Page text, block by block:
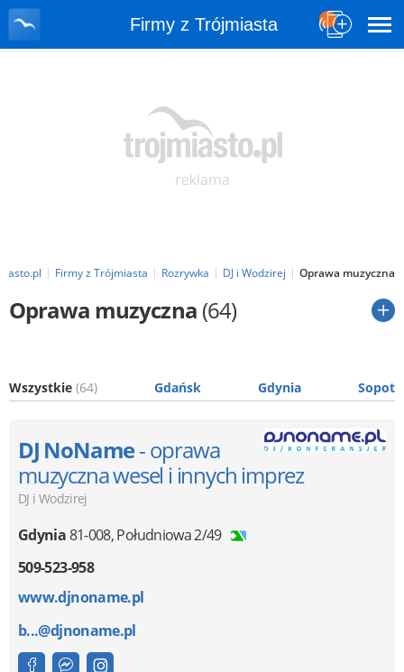
Firmy z Trójmiasta
Firmy z Trójmiasta Rozrywka DJ i Wodzirej Oprawa muzyczna
Oprawa muzyczna (64)
Wszystkie (64) Gdańsk Gdynia Sopot
DJ NoName- oprawa
muzyczna wesel i innych imprez
DJ i Wodzirej
Gdynia81-008,Południowa 2/49
509-523-958
www.djnoname.pl
b...@djnoname.pl